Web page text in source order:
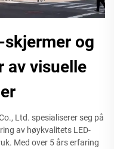
skjermer og
av visuelle
Ltd. spesialiserer seg på
av høykvalitets LED-
Med over 5 års erfaring